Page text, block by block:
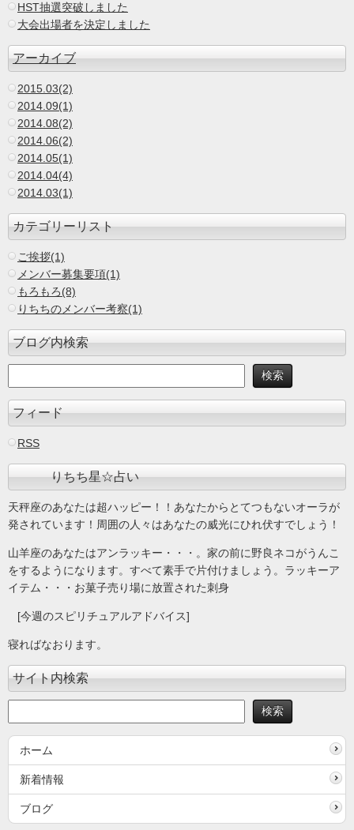
HST抽選突破しました
大会出場者を決定しました
アーカイブ
2015.03(2)
2014.09(1)
2014.08(2)
2014.06(2)
2014.05(1)
2014.04(4)
2014.03(1)
カテゴリーリスト
ご挨拶(1)
メンバー募集要項(1)
もろもろ(8)
りちちのメンバー考察(1)
ブログ内検索
フィード
RSS
りちち星☆占い
天秤座のあなたは超ハッピー！！あなたからとてつもないオーラが
発されています！周囲の人々はあなたの威光にひれ伏すでしょう！
山羊座のあなたはアンラッキー・・・。家の前に野良ネコがうんこ
をするようになります。すべて素手で片付けましょう。ラッキーア
イテム・・・お菓子売り場に放置された刺身
[今週のスピリチュアルアドバイス]
寝ればなおります。
サイト内検索
ホーム
新着情報
ブログ